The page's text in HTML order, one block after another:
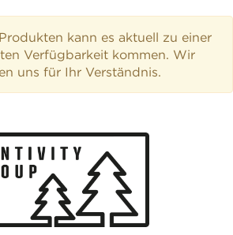
kann es aktuell zu einer
Verfügbarkeit kommen. Wir
uns für Ihr Verständnis.